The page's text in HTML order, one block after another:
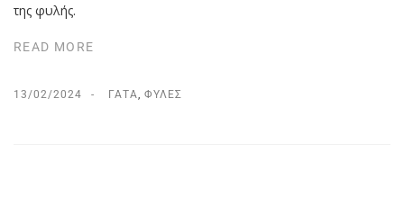
της φυλής.
READ MORE
13/02/2024 ΓΆΤΑ, ΦΥΛΈΣ